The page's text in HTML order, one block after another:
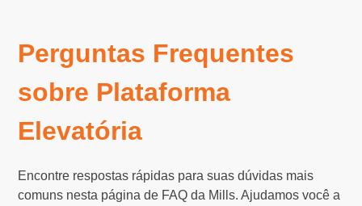
Perguntas Frequentes
sobre Plataforma
Elevatória
Encontre respostas rápidas para suas dúvidas mais
comuns nesta página de FAQ da Mills. Ajudamos você a